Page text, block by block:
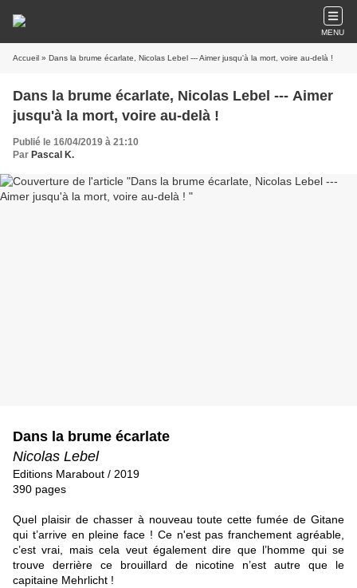
MENU
Accueil » Dans la brume écarlate, Nicolas Lebel --- Aimer jusqu'à la mort, voire au-delà !
Dans la brume écarlate, Nicolas Lebel --- Aimer
jusqu'à la mort, voire au-delà !
Publié le 16/04/2019 à 21:10
Par Pascal K.
Dans la brume écarlate
Nicolas Lebel
Editions Marabout / 2019
390 pages
Quel plaisir de chasser à nouveau toute cette fumée de Gitane
qui t’arrive en pleine face ! Ce n'est pas franchement agréable,
c’est vrai, mais cela veut également dire que l’homme qui se
trouve derrière ce brouillard de nicotine n’est autre que le
capitaine Mehrlicht !